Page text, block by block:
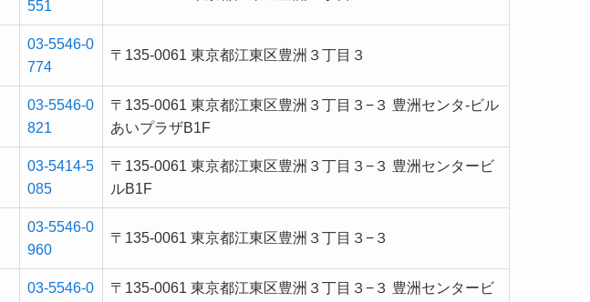
551
03-5546-0
774
〒135-0061 東京都江東区豊洲３丁目３
03-5546-0
821
〒135-0061 東京都江東区豊洲３丁目３−３ 豊洲センタ-ビル
あいプラザB1F
03-5414-5
085
〒135-0061 東京都江東区豊洲３丁目３−３ 豊洲センタービ
ルB1F
03-5546-0
960
〒135-0061 東京都江東区豊洲３丁目３−３
03-5546-0
〒135-0061 東京都江東区豊洲３丁目３−３ 豊洲センタービ